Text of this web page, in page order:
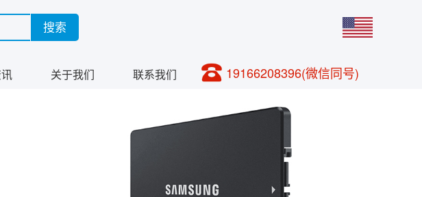
19166208396(微信同号)
关于我们 联系我们